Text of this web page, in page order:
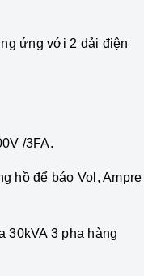
ứng với 2 dải điện
/3FA.
hồ để báo Vol, Ampre
30kVA 3 pha hàng